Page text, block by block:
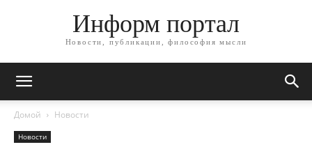
Информ портал
Новости, публикации, философия мысли
Домой Новости
Новости